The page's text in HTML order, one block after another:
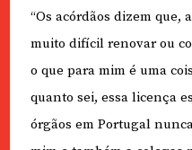
“Os acórdãos dizem que,
muito difícil renovar ou
o que para mim é uma
quanto sei, essa licença
órgãos em Portugal